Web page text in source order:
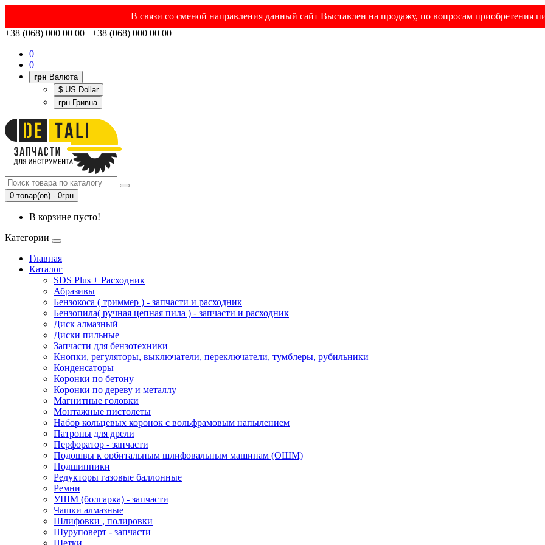
В связи со сменой направления данный сайт Выставлен на продажу, по вопросам приобретения
+38 (068) 000 00 00 +38 (068) 000 00 00
0
0
грн Валюта
$ US Dollar
грн Гривна
0 товар(ов) - 0грн
В корзине пусто!
Категории
Главная
Каталог
SDS Plus + Расходник
Абразивы
Бензокоса ( триммер ) - запчасти и расходник
Бензопила( ручная цепная пила ) - запчасти и расходник
Диск алмазный
Диски пильные
Запчасти для бензотехники
Кнопки, регуляторы, выключатели, переключатели, тумблеры, рубильники
Конденсаторы
Коронки по бетону
Коронки по дереву и металлу
Магнитные головки
Монтажные пистолеты
Набор кольцевых коронок с вольфрамовым напылением
Патроны для дрели
Перфоратор - запчасти
Подошвы к орбитальным шлифовальным машинам (ОШМ)
Подшипники
Редукторы газовые баллонные
Ремни
УШМ (болгарка) - запчасти
Чашки алмазные
Шлифовки , полировки
Шуруповерт - запчасти
Щетки